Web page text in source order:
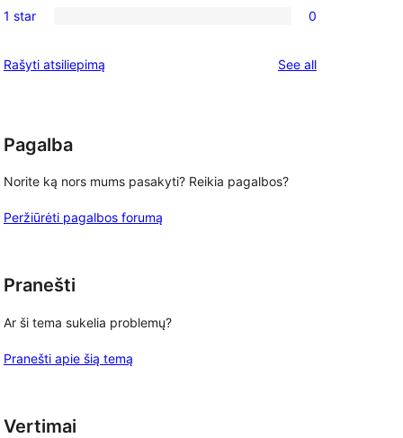
reviews
star
2-
reviews
0
star
1 star 0
Rašyti atsiliepimą See allreviews
Pagalba
Norite ką nors mums pasakyti? Reikia pagalbos?
Peržiūrėti pagalbos forumą
Pranešti
Ar ši tema sukelia problemų?
Pranešti apie šią temą
Vertimai